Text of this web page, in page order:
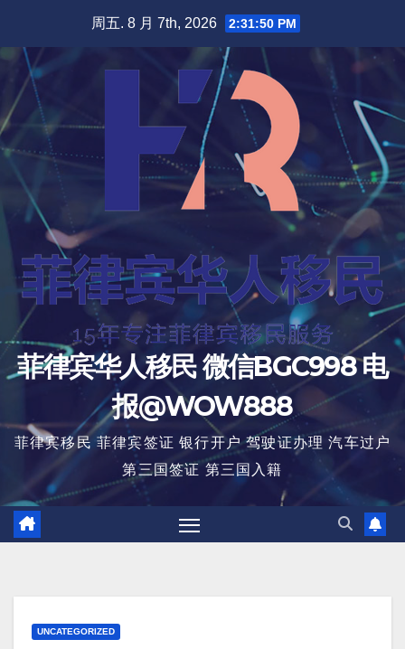
周五. 8 月 7th, 2026 2:31:52 PM
菲律宾华人移民 微信BGC998 电
报@WOW888
菲律宾移民 菲律宾签证 银行开户 驾驶证办理 汽车过户
第三国签证 第三国入籍
UNCATEGORIZED